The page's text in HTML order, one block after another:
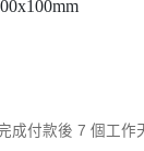
成付款後 7 個工作